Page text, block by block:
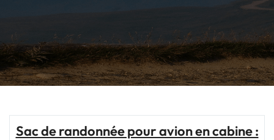
Sac de randonnée pour avion en cabine :